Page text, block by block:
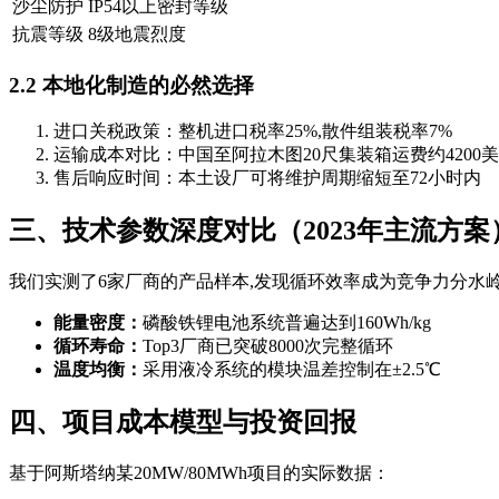
沙尘防护 IP54以上密封等级
抗震等级 8级地震烈度
2.2 本地化制造的必然选择
进口关税政策：整机进口税率25%,散件组装税率7%
运输成本对比：中国至阿拉木图20尺集装箱运费约4200
售后响应时间：本土设厂可将维护周期缩短至72小时内
三、技术参数深度对比（2023年主流方案
我们实测了6家厂商的产品样本,发现循环效率成为竞争力分水
能量密度： 磷酸铁锂电池系统普遍达到160Wh/kg
循环寿命： Top3厂商已突破8000次完整循环
温度均衡： 采用液冷系统的模块温差控制在±2.5℃
四、项目成本模型与投资回报
基于阿斯塔纳某20MW/80MWh项目的实际数据：